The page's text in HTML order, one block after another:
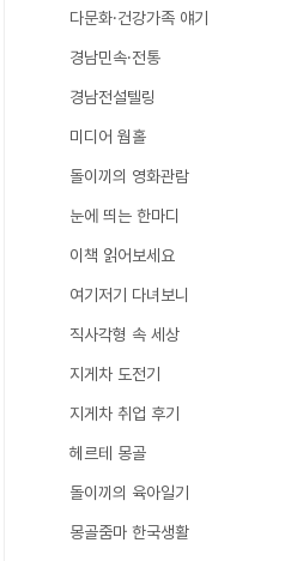
다문화·건강가족 얘기
경남민속·전통
경남전설텔링
미디어 웜홀
돌이끼의 영화관람
눈에 띄는 한마디
이책 읽어보세요
여기저기 다녀보니
직사각형 속 세상
지게차 도전기
지게차 취업 후기
헤르테 몽골
돌이끼의 육아일기
몽골줌마 한국생활